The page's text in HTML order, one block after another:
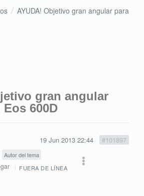
AYUDA! Objetivo gran angular para
gran angular
600D
19 Jun 2013 22:44 #101897
Autor del tema
FUERA DE LÍNEA